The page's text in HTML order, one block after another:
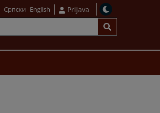
Српски English Prijava